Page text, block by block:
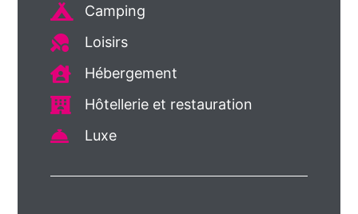
Camping
Loisirs
Hébergement
Hôtellerie et restauration
Luxe